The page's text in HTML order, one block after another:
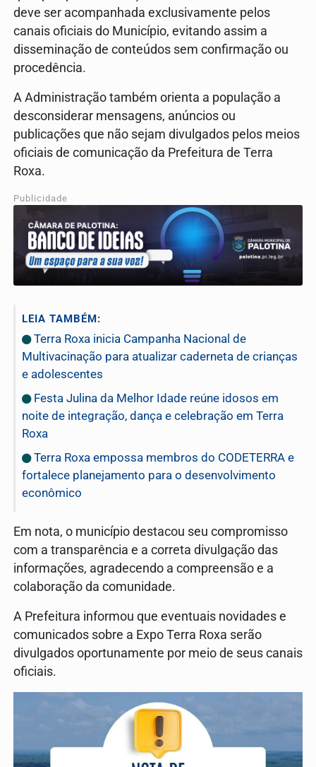
deve ser acompanhada exclusivamente pelos
canais oficiais do Município, evitando assim a
disseminação de conteúdos sem confirmação ou
procedência.
A Administração também orienta a população a
desconsiderar mensagens, anúncios ou
publicações que não sejam divulgados pelos meios
oficiais de comunicação da Prefeitura de Terra
Roxa.
Publicidade
LEIA TAMBÉM:
Terra Roxa inicia Campanha Nacional de
Multivacinação para atualizar caderneta de crianças
e adolescentes
Festa Julina da Melhor Idade reúne idosos em
noite de integração, dança e celebração em Terra
Roxa
Terra Roxa empossa membros do CODETERRA e
fortalece planejamento para o desenvolvimento
econômico
Em nota, o município destacou seu compromisso
com a transparência e a correta divulgação das
informações, agradecendo a compreensão e a
colaboração da comunidade.
A Prefeitura informou que eventuais novidades e
comunicados sobre a Expo Terra Roxa serão
divulgados oportunamente por meio de seus canais
oficiais.